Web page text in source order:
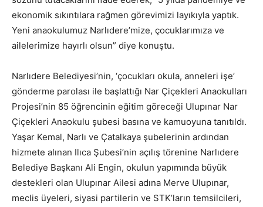
ekonomik sıkıntılara rağmen görevimizi layıkıyla yaptık.
Yeni anaokulumuz Narlıdere’mize, çocuklarımıza ve
ailelerimize hayırlı olsun” diye konuştu.
Narlıdere Belediyesi’nin, ‘çocukları okula, anneleri işe’
gönderme parolası ile başlattığı Nar Çiçekleri Anaokulları
Projesi’nin 85 öğrencinin eğitim göreceği Ulupınar Nar
Çiçekleri Anaokulu şubesi basına ve kamuoyuna tanıtıldı.
Yaşar Kemal, Narlı ve Çatalkaya şubelerinin ardından
hizmete alınan Ilıca Şubesi’nin açılış törenine Narlıdere
Belediye Başkanı Ali Engin, okulun yapımında büyük
destekleri olan Ulupınar Ailesi adına Merve Ulupınar,
meclis üyeleri, siyasi partilerin ve STK’ların temsilcileri,